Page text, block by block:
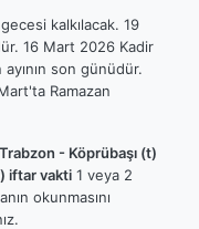
kalkılacak. 19
16 Mart 2026 Kadir
son günüdür.
Ramazan
Trabzon - Köprübaşı (t)
iftar vakti 1 veya 2
okunmasını